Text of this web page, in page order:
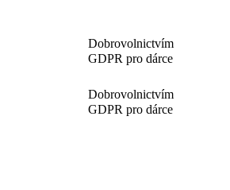
Dobrovolnictvím
GDPR pro dárce
Dobrovolnictvím
GDPR pro dárce